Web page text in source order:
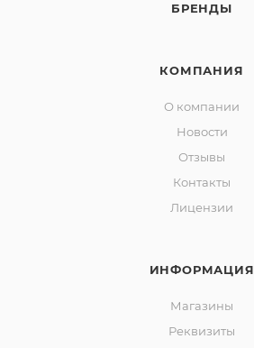
БРЕНДЫ
КОМПАНИЯ
О компании
Новости
Отзывы
Контакты
Лицензии
ИНФОРМАЦИЯ
Магазины
Реквизиты